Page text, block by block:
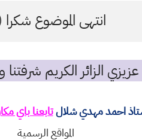
انتهى الموضوع
الزائر الكريم
احمد مهدي شلالتابعنا باي
المواقع الرسمية